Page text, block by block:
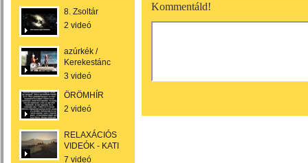
8. Zsoltár
2 videó
azúrkék /
Kerekestánc
3 videó
ÖRÖMHÍR
2 videó
RELAXÁCIÓS
VIDEÓK - KATI
7 videó
Kommentáld!